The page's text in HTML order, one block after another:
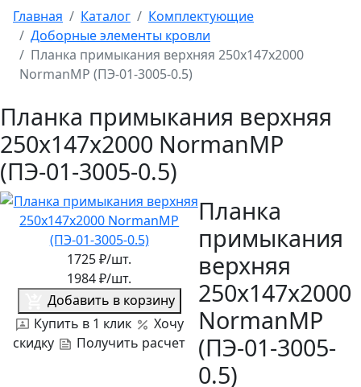
Главная
Каталог
Комплектующие
Доборные элементы кровли
Планка примыкания верхняя 250х147х2000
NormanMP (ПЭ-01-3005-0.5)
Планка примыкания верхняя
250х147х2000 NormanMP
(ПЭ-01-3005-0.5)
1725₽/шт.
1984₽/шт.
Добавить в корзину
Купить в 1 клик
Хочу
скидку
Получить расчет
Планка
примыкания
верхняя
250х147х2000
NormanMP
(ПЭ-01-3005-
0.5)